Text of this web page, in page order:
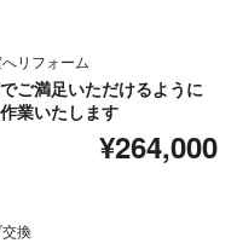
リフォーム
ご満足いただけるように
業いたします
¥264,000
換